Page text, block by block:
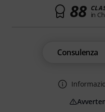
88 in
Consulenza